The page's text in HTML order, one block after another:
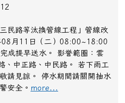
民路等汰換管線工程」管線改
月11日（二）08:00~18:00
成提早送水。 影誉範圈：雲
、中正路、中民路。 若下雨工
請見諒。 停水期間請關開抽水
安全。 more...